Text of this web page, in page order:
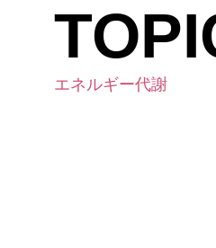
TREATMENT
老化細胞を「削除」
エネルギー代謝